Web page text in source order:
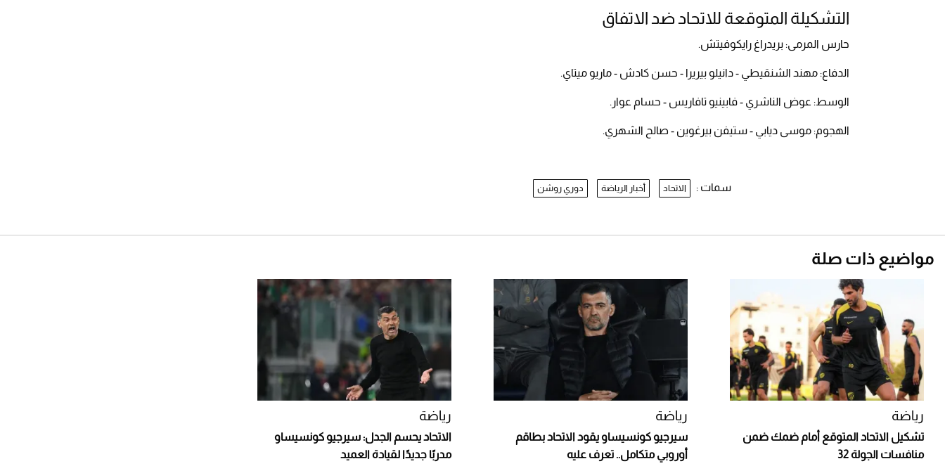
التشكيلة المتوقعة للاتحاد ضد الاتفاق
حارس المرمى: بريدراغ رايكوفيتش.
الدفاع: مهند الشنقيطي - دانيلو بيريرا - حسن كادش - ماريو ميتاي.
الوسط: عوض الناشري - فابينيو تافاريس - حسام عوار.
الهجوم: موسى ديابي - ستيفن بيرغوين - صالح الشهري.
سمات : الاتحاد أخبار الرياضة دوري روشن
مواضيع ذات صلة
رياضة
تشكيل الاتحاد المتوقع أمام ضمك ضمن
منافسات الجولة 32
رياضة
سيرجيو كونسيساو يقود الاتحاد بطاقم
أوروبي متكامل.. تعرف عليه
رياضة
الاتحاد يحسم الجدل: سيرجيو كونسيساو
مدربًا جديدًا لقيادة العميد